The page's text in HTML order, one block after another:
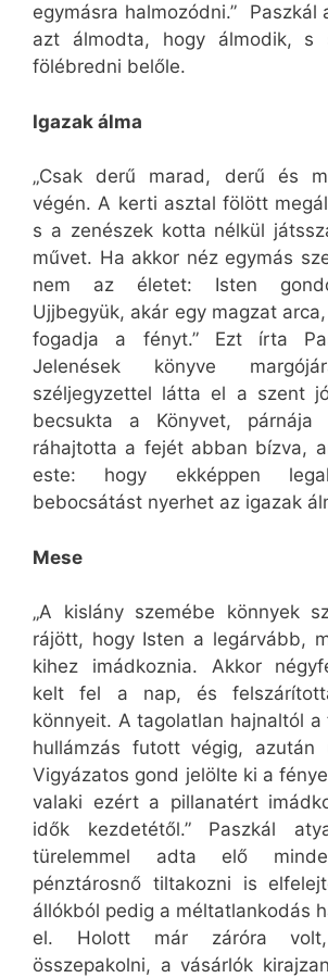
egymásra halmozódni.” Paszkál
azt álmodta, hogy álmodik, s
fölébredni belőle.
Igazak álma
„Csak derű marad, derű és
végén. A kerti asztal fölött
s a zenészek kotta nélkül
művet. Ha akkor néz egymás
nem az életet: Isten
Ujjbegyük, akár egy magzat
fogadja a fényt.” Ezt írta
Jelenések könyve
széljegyzettel látta el a szent
becsukta a Könyvet,
ráhajtotta a fejét abban bízva,
este: hogy ekképpen
bebocsátást nyerhet az igazak
Mese
„A kislány szemébe könnyek
rájött, hogy Isten a legárvább,
kihez imádkoznia. Akkor
kelt fel a nap, és
könnyeit. A tagolatlan hajnaltól a
hullámzás futott végig,
Vigyázatos gond jelölte ki a
valaki ezért a pillanatért
idők kezdetétől.” Paszkál
türelemmel adta elő
pénztárosnő tiltakozni is
állókból pedig a méltatlankodás
el. Holott már záróra
összepakolni, a vásárlók